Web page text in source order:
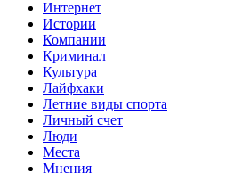
Интернет
Истории
Компании
Криминал
Культура
Лайфхаки
Летние виды спорта
Личный счет
Люди
Места
Мнения